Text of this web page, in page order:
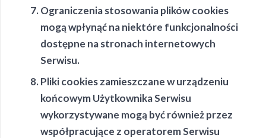
Ograniczenia stosowania plików cookies
mogą wpłynąć na niektóre funkcjonalności
dostępne na stronach internetowych
Serwisu.
Pliki cookies zamieszczane w urządzeniu
końcowym Użytkownika Serwisu
wykorzystywane mogą być również przez
współpracujące z operatorem Serwisu